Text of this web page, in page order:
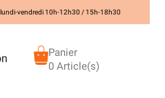
vendredi 10h-12h30 / 15h-18h30
Panier
0 Article(s)